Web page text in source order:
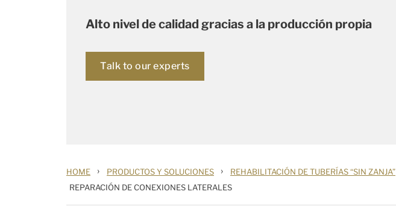
Alto nivel de calidad gracias a la producción propia
Talk to our experts
HOME › PRODUCTOS Y SOLUCIONES › REHABILITACIÓN DE TUBERÍAS “SIN ZANJA”
REPARACIÓN DE CONEXIONES LATERALES